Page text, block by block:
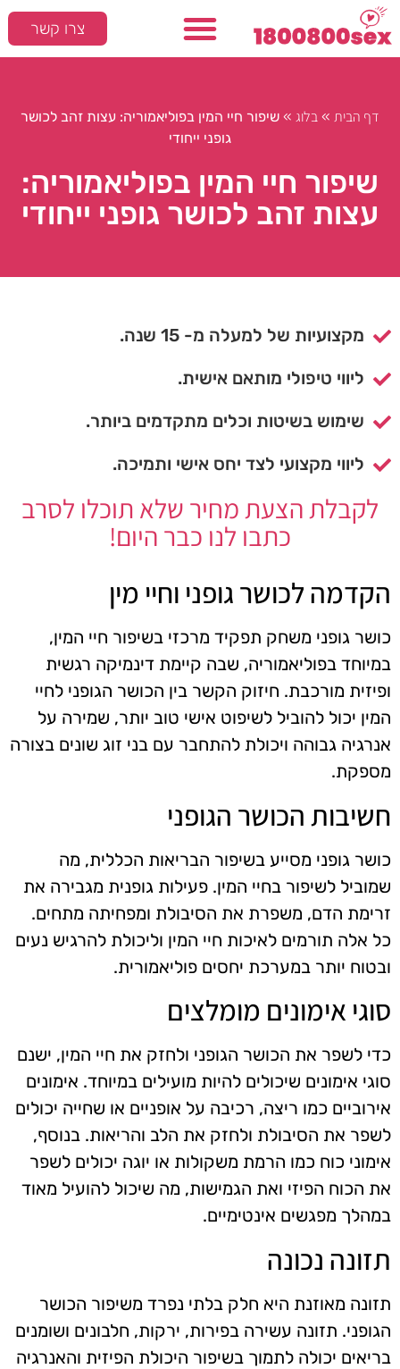
צרו קשר
דף הבית » בלוג » שיפור חיי המין בפוליאמוריה: עצות זהב לכושר
גופני ייחודי
שיפור חיי המין בפוליאמוריה:
עצות זהב לכושר גופני ייחודי
מקצועיות של למעלה מ- 15 שנה.
ליווי טיפולי מותאם אישית.
שימוש בשיטות וכלים מתקדמים ביותר.
ליווי מקצועי לצד יחס אישי ותמיכה.
לקבלת הצעת מחיר שלא תוכלו לסרב
כתבו לנו כבר היום!
הקדמה לכושר גופני וחיי מין
כושר גופני משחק תפקיד מרכזי בשיפור חיי המין,
במיוחד בפוליאמוריה, שבה קיימת דינמיקה רגשית
ופיזית מורכבת. חיזוק הקשר בין הכושר הגופני לחיי
המין יכול להוביל לשיפוט אישי טוב יותר, שמירה על
אנרגיה גבוהה ויכולת להתחבר עם בני זוג שונים בצורה
מספקת.
חשיבות הכושר הגופני
כושר גופני מסייע בשיפור הבריאות הכללית, מה
שמוביל לשיפור בחיי המין. פעילות גופנית מגבירה את
זרימת הדם, משפרת את הסיבולת ומפחיתה מתחים.
כל אלה תורמים לאיכות חיי המין וליכולת להרגיש נעים
ובטוח יותר במערכת יחסים פוליאמורית.
סוגי אימונים מומלצים
כדי לשפר את הכושר הגופני ולחזק את חיי המין, ישנם
סוגי אימונים שיכולים להיות מועילים במיוחד. אימונים
אירוביים כמו ריצה, רכיבה על אופניים או שחייה יכולים
לשפר את הסיבולת ולחזק את הלב והריאות. בנוסף,
אימוני כוח כמו הרמת משקולות או יוגה יכולים לשפר
את הכוח הפיזי ואת הגמישות, מה שיכול להועיל מאוד
במהלך מפגשים אינטימיים.
תזונה נכונה
תזונה מאוזנת היא חלק בלתי נפרד משיפור הכושר
הגופני. תזונה עשירה בפירות, ירקות, חלבונים ושומנים
בריאים יכולה לתמוך בשיפור היכולת הפיזית והאנרגיה